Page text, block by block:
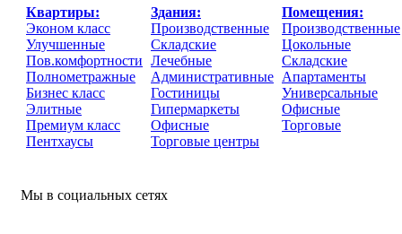
Квартиры:
Эконом класс
Улучшенные
Пов.комфортности
Полнометражные
Бизнес класс
Элитные
Премиум класс
Пентхаусы
Здания:
Производственные
Складские
Лечебные
Административные
Гостиницы
Гипермаркеты
Офисные
Торговые центры
Помещения:
Производственные
Цокольные
Складские
Апартаменты
Универсальные
Офисные
Торговые
Мы в социальных сетях